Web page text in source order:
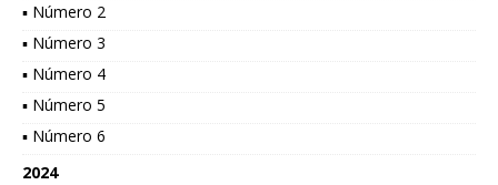
▪ Número 2
▪ Número 3
▪ Número 4
▪ Número 5
▪ Número 6
2024